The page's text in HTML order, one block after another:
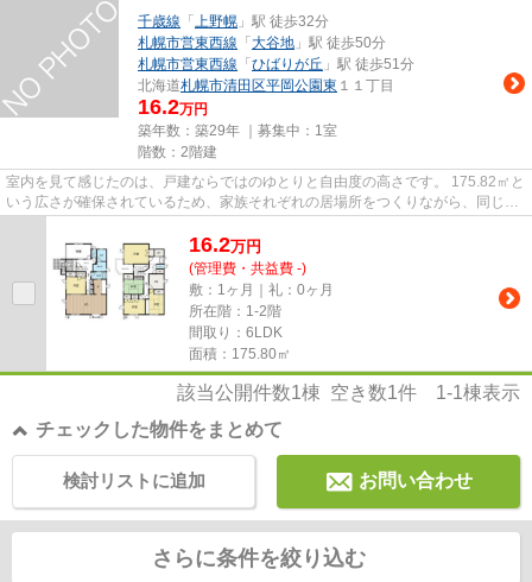
千歳線 「 上野幌 」駅 徒歩32分
札幌市営東西線 「 大谷地 」駅 徒歩50分
札幌市営東西線 「 ひばりが丘 」駅 徒歩51分
北海道札幌市清田区平岡公園東 １１丁目
16.2万円
築年数：築29年 ｜募集中： 1室
階数：2階建
室内を見て感じたのは、戸建ならではのゆとりと自由度の高さです。 175.82㎡と
いう広さが確保されているため、家族それぞれの居場所をつくりながら、同じ空
16.2万円
(管理費・共益費 -)
敷：1ヶ月｜礼：0ヶ月
所在階：1-2階
間取り：6LDK
面積：175.80㎡
該当公開件数1棟 空き数1件 1-1棟表示
チェックした物件をまとめて
お問い合わせ
検討リストに追加
さらに条件を絞り込む